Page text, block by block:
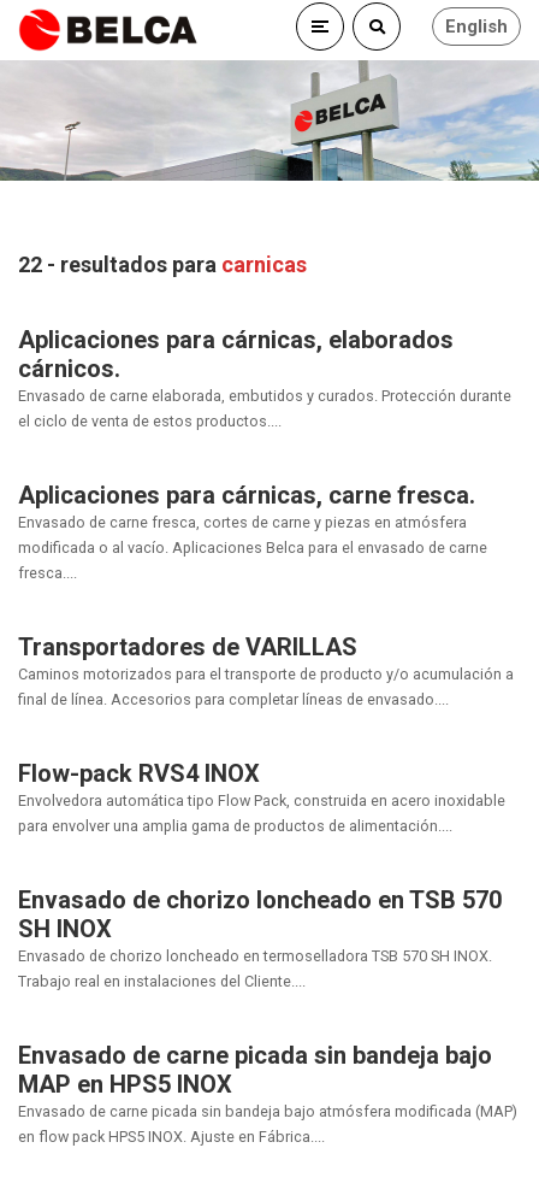
English
22 - resultados para carnicas
Aplicaciones para cárnicas, elaborados
cárnicos.
Envasado de carne elaborada, embutidos y curados. Protección durante
el ciclo de venta de estos productos....
Aplicaciones para cárnicas, carne fresca.
Envasado de carne fresca, cortes de carne y piezas en atmósfera
modificada o al vacío. Aplicaciones Belca para el envasado de carne
fresca....
Transportadores de VARILLAS
Caminos motorizados para el transporte de producto y/o acumulación a
final de línea. Accesorios para completar líneas de envasado....
Flow-pack RVS4 INOX
Envolvedora automática tipo Flow Pack, construida en acero inoxidable
para envolver una amplia gama de productos de alimentación....
Envasado de chorizo loncheado en TSB 570
SH INOX
Envasado de chorizo loncheado en termoselladora TSB 570 SH INOX.
Trabajo real en instalaciones del Cliente....
Envasado de carne picada sin bandeja bajo
MAP en HPS5 INOX
Envasado de carne picada sin bandeja bajo atmósfera modificada (MAP)
en flow pack HPS5 INOX. Ajuste en Fábrica....